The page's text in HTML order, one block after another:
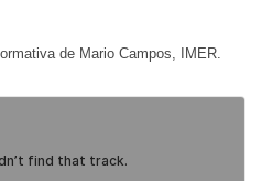
de Mario Campos, IMER.